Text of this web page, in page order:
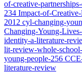
of-creative-
234 Impact-of-
2012 cyl-changing-
Changing-Young-
identity-a-literature-
lit-review-whole-
young-people-256
literature-review